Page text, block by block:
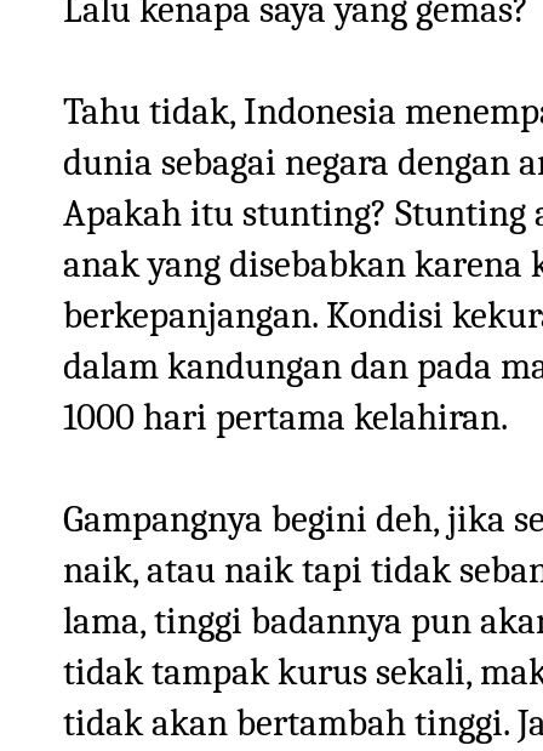
Lalu kenapa saya yang gemas?
Tahu tidak, Indonesia
dunia sebagai negara dengan
Apakah itu stunting? Stunting
anak yang disebabkan
berkepanjangan. Kondisi
dalam kandungan dan pada
1000 hari pertama kelahiran.
Gampangnya begini deh, jika
naik, atau naik tapi tidak
lama, tinggi badannya pun
tidak tampak kurus sekali,
tidak akan bertambah tinggi.